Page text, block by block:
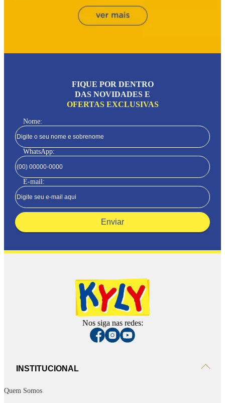
FIQUE POR DENTRO
DAS NOVIDADES E
OFERTAS EXCLUSIVAS
Nome:
WhatsApp:
E-mail:
Enviar
Nos siga nas redes:
INSTITUCIONAL
Quem Somos